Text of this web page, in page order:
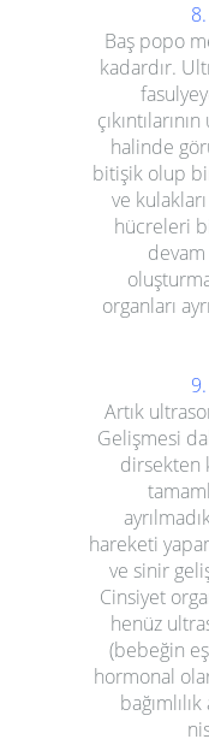
Baş popo
kadardır.
halinde
bitişik olup
ve
hücreleri
devam
organları
9.
Artık
Gelişmesi
dirsekten
hareketi
ve sinir
Cinsiyet
henüz
(bebeğin
hormonal